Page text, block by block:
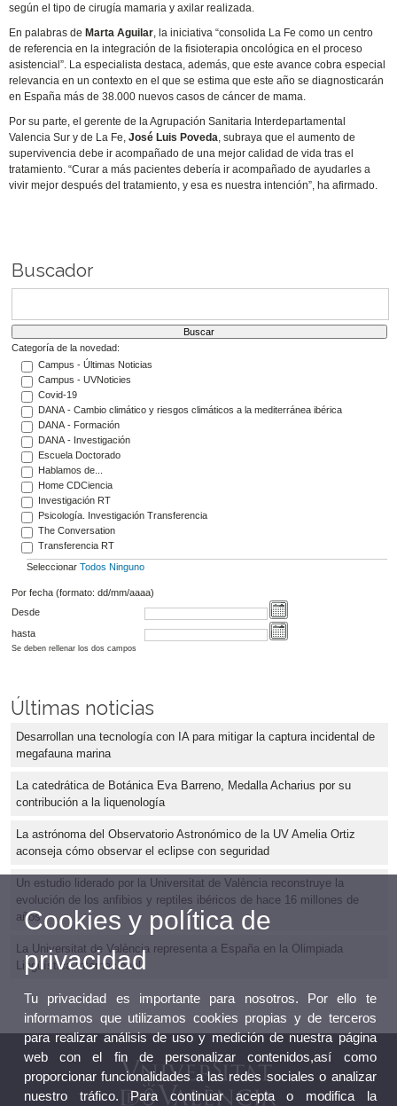
según el tipo de cirugía mamaria y axilar realizada.
En palabras deMarta Aguilar , la iniciativa “consolida La Fe como un centro
de referencia en la integración de la fisioterapia oncológica en el proceso
asistencial”. La especialista destaca, además, que este avance cobra especial
relevancia en un contexto en el que se estima que este año se diagnosticarán
en España más de 38.000 nuevos casos de cáncer de mama.
Por su parte, el gerente de la Agrupación Sanitaria Interdepartamental
Valencia Sur y de La Fe,José Luis Poveda , subraya que el aumento de
supervivencia debe ir acompañado de una mejor calidad de vida tras el
tratamiento. “Curar a más pacientes debería ir acompañado de ayudarles a
vivir mejor después del tratamiento, y esa es nuestra intención”, ha afirmado.
Buscador
Categoría de la novedad:
Campus - Últimas Noticias
Campus - UVNoticies
Covid-19
DANA - Cambio climático y riesgos climáticos a la mediterránea ibérica
DANA - Formación
DANA - Investigación
Escuela Doctorado
Hablamos de...
Home CDCiencia
Investigación RT
Psicología. Investigación Transferencia
The Conversation
Transferencia RT
Seleccionar Todos Ninguno
Por fecha (formato: dd/mm/aaaa)
Desde
hasta
Se deben rellenar los dos campos
Últimas noticias
Desarrollan una tecnología con IA para mitigar la captura incidental de
megafauna marina
La catedrática de Botánica Eva Barreno, Medalla Acharius por su
contribución a la liquenología
La astrónoma del Observatorio Astronómico de la UV Amelia Ortiz
aconseja cómo observar el eclipse con seguridad
Un estudio liderado por la Universitat de València reconstruye la
evolución de los anfibios y reptiles ibéricos de hace 16 millones de
años
La Universitat de València representa a España en la Olimpiada
Lingüística Internacional
Cookies y política de
privacidad
Tu privacidad es importante para nosotros. Por ello te
informamos que utilizamos cookies propias y de terceros
para realizar análisis de uso y medición de nuestra página
web con el fin de personalizar contenidos,así como
proporcionar funcionalidades a las redes sociales o analizar
nuestro tráfico. Para continuar acepta o modifica la